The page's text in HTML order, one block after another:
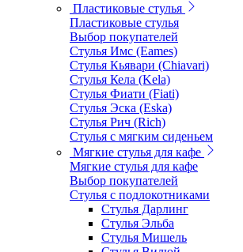
Пластиковые стулья
Пластиковые стулья
Выбор покупателей
Стулья Имс (Eames)
Стулья Кьявари (Chiavari)
Стулья Кела (Kela)
Стулья Фиати (Fiati)
Стулья Эска (Eska)
Стулья Рич (Rich)
Стулья с мягким сиденьем
Мягкие стулья для кафе
Мягкие стулья для кафе
Выбор покупателей
Стулья с подлокотниками
Стулья Дарлинг
Стулья Эльба
Стулья Мишель